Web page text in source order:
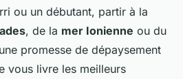
ou un débutant, partir à la
, de la mer Ionienne ou du
promesse de dépaysement
vous livre les meilleurs